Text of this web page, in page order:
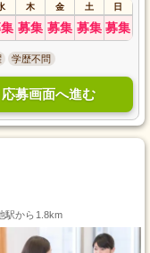
木 金 土 日
募集 募集 募集 募集
学歴不問
応募画面へ進む
駅から1.8km